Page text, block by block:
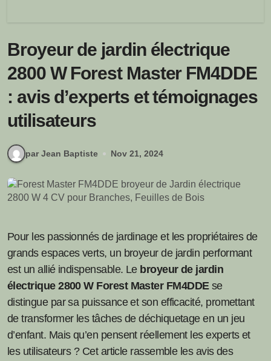
Broyeur de jardin électrique
2800 W Forest Master FM4DDE
: avis d’experts et témoignages
utilisateurs
par Jean Baptiste Nov 21, 2024
Pour les passionnés de jardinage et les propriétaires de
grands espaces verts, un broyeur de jardin performant
est un allié indispensable. Le broyeur de jardin
électrique 2800 W Forest Master FM4DDEse
distingue par sa puissance et son efficacité, promettant
de transformer les tâches de déchiquetage en un jeu
d’enfant. Mais qu’en pensent réellement les experts et
les utilisateurs ? Cet article rassemble les avis des